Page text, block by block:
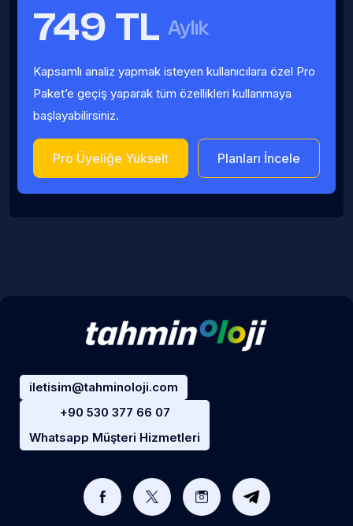
749 TL Aylık
Kapsamlı analiz yapmak isteyen kullanıcılara özel Pro
Paket’e geçiş yaparak tüm özellikleri kullanmaya
başlayabilirsiniz.
Pro Üyeliğe Yükselt Planları İncele
iletisim@tahminoloji.com
+90 530 377 66 07
Whatsapp Müşteri Hizmetleri